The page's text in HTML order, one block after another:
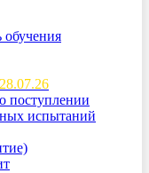
обучения
поступлении
испытаний